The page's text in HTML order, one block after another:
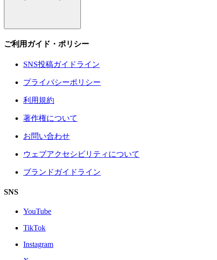
ご利用ガイド・ポリシー
SNS投稿ガイドライン
プライバシーポリシー
利用規約
著作権について
お問い合わせ
ウェブアクセシビリティについて
ブランドガイドライン
SNS
YouTube
TikTok
Instagram